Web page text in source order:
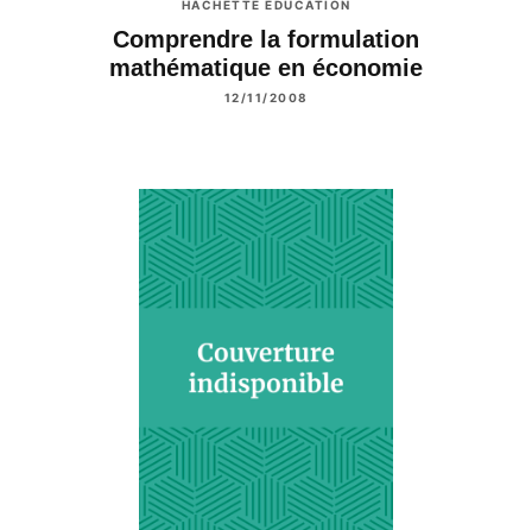
HACHETTE ÉDUCATION
Comprendre la formulation
mathématique en économie
12/11/2008